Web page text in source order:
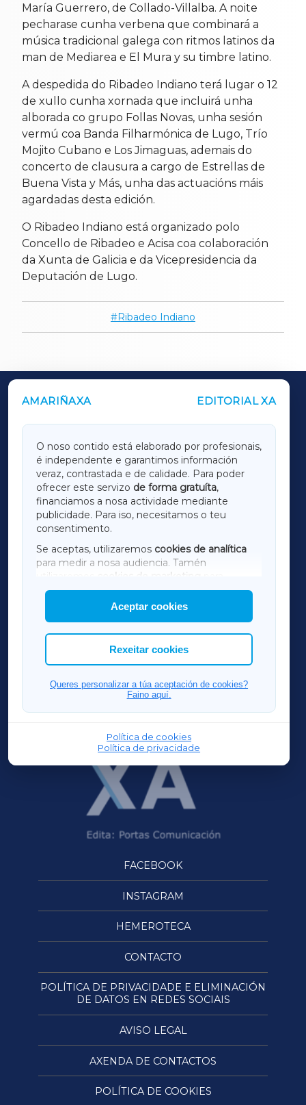
María Guerrero, de Collado-Villalba. A noite
pecharase cunha verbena que combinará a
música tradicional galega con ritmos latinos da
man de Mediarea e El Mura y su timbre latino.
A despedida do Ribadeo Indiano terá lugar o 12
de xullo cunha xornada que incluirá unha
alborada co grupo Follas Novas, unha sesión
vermú coa Banda Filharmónica de Lugo, Trío
Mojito Cubano e Los Jimaguas, ademais do
concerto de clausura a cargo de Estrellas de
Buena Vista y Más, unha das actuacións máis
agardadas desta edición.
O Ribadeo Indiano está organizado polo
Concello de Ribadeo e Acisa coa colaboración
da Xunta de Galicia e da Vicepresidencia da
Deputación de Lugo.
Ribadeo Indiano
AMARIÑAXA EDITORIAL XA
O noso contido está elaborado por profesionais,
é independente e garantimos información
veraz, contrastada e de calidade. Para poder
ofrecer este servizo de forma gratuíta,
financiamos a nosa actividade mediante
publicidade. Para iso, necesitamos o teu
consentimento.
Se aceptas, utilizaremos cookies de analítica
para medir a nosa audiencia. Tamén
utilizaremos
cookies de marketing
mostrar publicidade de terceiros.
Así mesmo, podes personalizar a elección das
cookies que desexas permitir.
Aceptar cookies
Rexeitar cookies
Queres personalizar a túa aceptación de cookies?
Faino aquí.
Política de cookies
Política de privacidade
OUTROS PERIÓDICOS
LUGOXA
TERRACHAXA
AMARIÑAXA
RIBEIRASACRAXA
ACORUÑAXA
FERROLXA
OURENSEXA
FACEBOOK
INSTAGRAM
HEMEROTECA
CONTACTO
POLÍTICA DE PRIVACIDADE E ELIMINACIÓN
DE DATOS EN REDES SOCIAIS
AVISO LEGAL
AXENDA DE CONTACTOS
POLÍTICA DE COOKIES